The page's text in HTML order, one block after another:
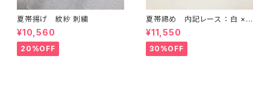
夏帯揚げ 紋紗 刺繍
¥10,560
20%OFF
夏帯締め 内記レース ： 白 ×
水色
¥11,550
30%OFF